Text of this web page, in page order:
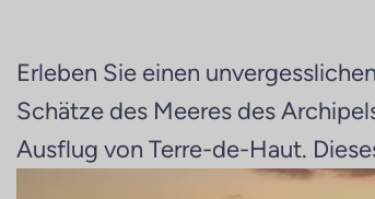
Erleben Sie einen
Schätze des Meeres des
Ausflug von Terre-de-Haut.